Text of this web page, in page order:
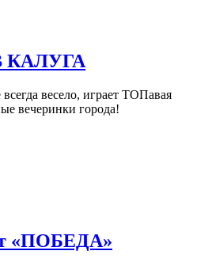
КАЛУГА
весело, играет ТОПавая
вечеринки города!
«ПОБЕДА»